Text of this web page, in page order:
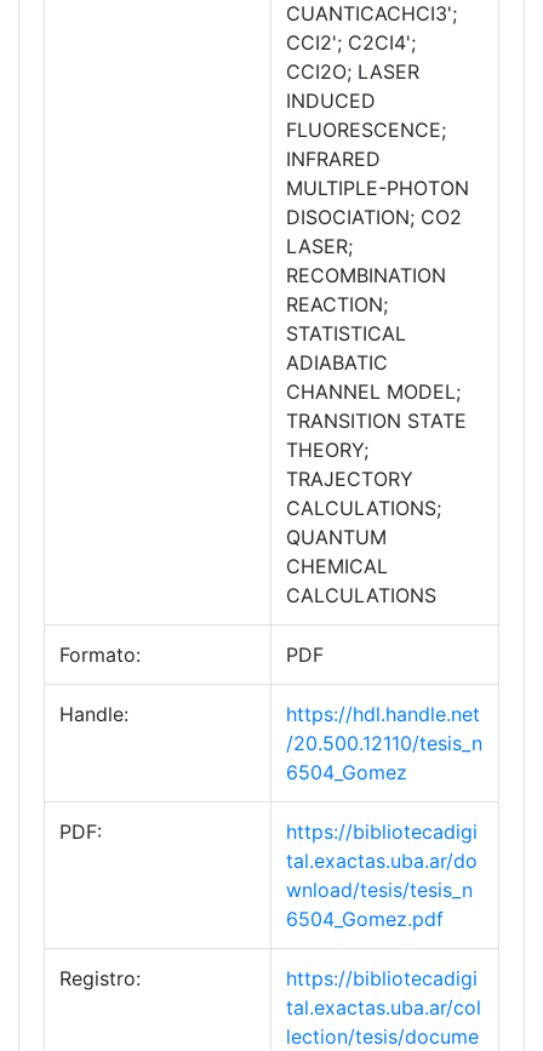
CUANTICACHCI3';
CCI2'; C2CI4';
CCI2O; LASER
INDUCED
FLUORESCENCE;
INFRARED
MULTIPLE-PHOTON
DISOCIATION; CO2
LASER;
RECOMBINATION
REACTION;
STATISTICAL
ADIABATIC
CHANNEL MODEL;
TRANSITION STATE
THEORY;
TRAJECTORY
CALCULATIONS;
QUANTUM
CHEMICAL
CALCULATIONS
Formato: PDF
Handle:
https://hdl.handle.net
/20.500.12110/tesis_n
6504_Gomez
PDF:
https://bibliotecadigi
tal.exactas.uba.ar/do
wnload/tesis/tesis_n
6504_Gomez.pdf
Registro:
https://bibliotecadigi
tal.exactas.uba.ar/col
lection/tesis/docume